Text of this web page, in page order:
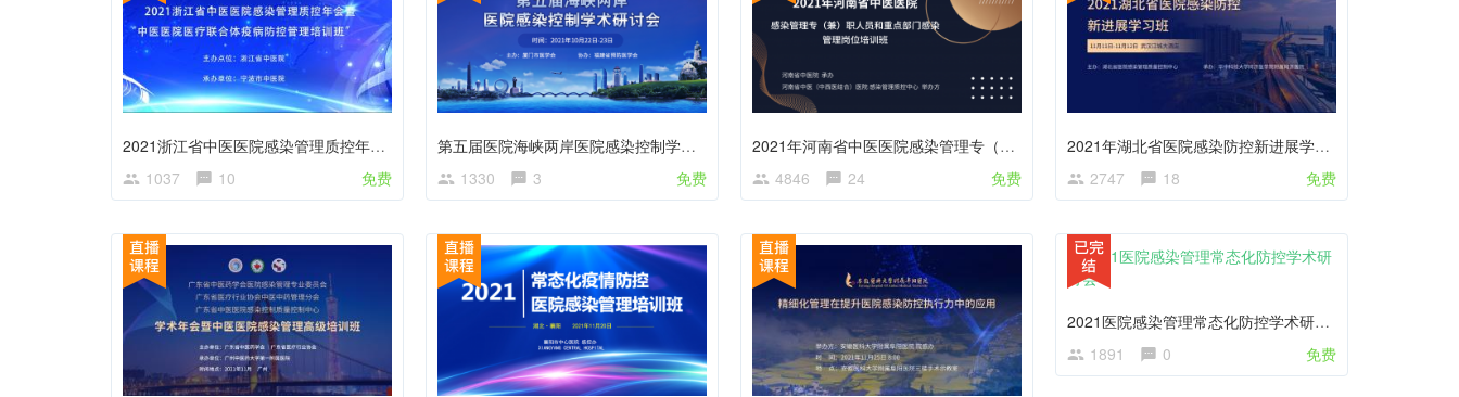
2021浙江省中医医院感染管理质控年会暨“中医医院医疗联合体疫病防控管理培训班”
1037
10 免费
第五届医院海峡两岸医院感染控制学术研讨会
1330
3 免费
2021年河南省中医医院感染管理专（兼）职人员和重点部门感染管理岗位培训班
4846
24 免费
2021年湖北省医院感染防控新进展学习班
2747
18 免费
2021医院感染管理常态化防控学术研讨会
1891
0 免费